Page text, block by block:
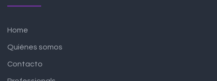
Home
Quiénes somos
Contacto